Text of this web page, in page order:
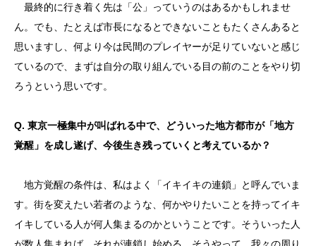
最終的に行き着く先は「公」っていうのはあるかもしれませ
ん。でも、たとえば市長になるとできないこともたくさんあると
思いますし、何より今は民間のプレイヤーが足りていないと感じ
ているので、まずは自分の取り組んでいる目の前のことをやり切
ろうという思いです。
Q. 東京一極集中が叫ばれる中で、どういった地方都市が「地方
覚醒」を成し遂げ、今後生き残っていくと考えているか？
地方覚醒の条件は、私はよく「イキイキの連鎖」と呼んでいま
す。街を変えたい若者のような、何かやりたいことを持ってイキ
イキしている人が何人集まるのかということです。そういった人